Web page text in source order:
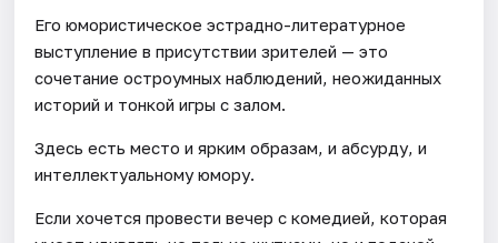
Его юмористическое эстрадно-литературное
выступление в присутствии зрителей — это
сочетание остроумных наблюдений, неожиданных
историй и тонкой игры с залом.
Здесь есть место и ярким образам, и абсурду, и
интеллектуальному юмору.
Если хочется провести вечер с комедией, которая